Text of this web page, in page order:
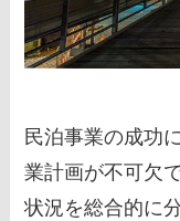
民泊事業の成功
業計画が不可欠
状況を総合的に